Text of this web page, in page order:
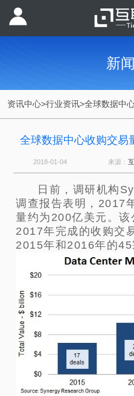
新
资讯中心>行业资讯>全球数据中
全球数据中心收购交易
2018-01-04 来源：
日前，调研机构
调查报告表明，2017
量约为200亿美元。该
2017年完成的收购交
2015年和2016年的45